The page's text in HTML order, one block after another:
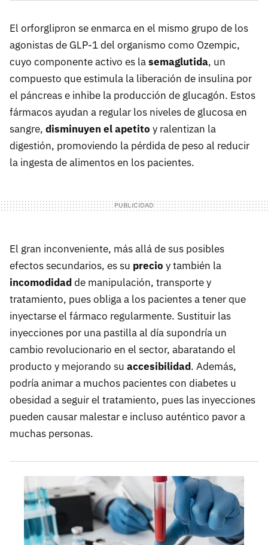
El orforglipron se enmarca en el mismo grupo de los
agonistas de GLP-1 del organismo como Ozempic,
cuyo componente activo es lasemaglutida, un
compuesto que estimula la liberación de insulina por
el páncreas e inhibe la producción de glucagón. Estos
fármacos ayudan a regular los niveles de glucosa en
sangre, disminuyen el apetito y ralentizan la
digestión, promoviendo la pérdida de peso al reducir
la ingesta de alimentos en los pacientes.
El gran inconveniente, más allá de sus posibles
efectos secundarios, es su precio y también la
incomodidadde manipulación, transporte y
tratamiento, pues obliga a los pacientes a tener que
inyectarse el fármaco regularmente. Sustituir las
inyecciones por una pastilla al día supondría un
cambio revolucionario en el sector, abaratando el
producto y mejorando su accesibilidad. Además,
podría animar a muchos pacientes con diabetes u
obesidad a seguir el tratamiento, pues las inyecciones
pueden causar malestar e incluso auténtico pavor a
muchas personas.